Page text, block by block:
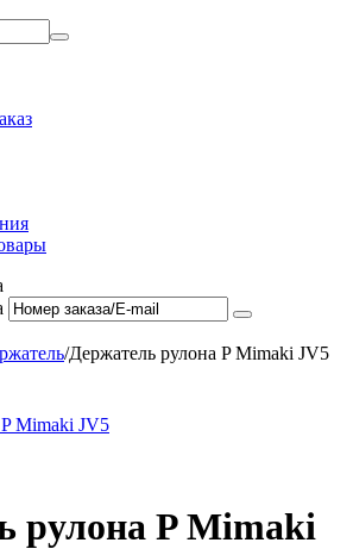
/Держатель рулона P Mimaki JV5
рулона P Mimaki